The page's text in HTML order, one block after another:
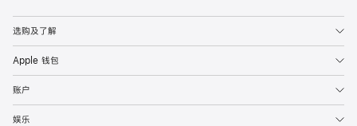
选购及了解
Apple 钱包
账户
娱乐